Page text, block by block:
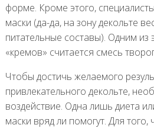
форме. Кроме этого,
маски (да-да, на зону декольте
питательные составы). Одним
«кремов» считается смесь
Чтобы достичь желаемого
привлекательного декольте,
воздействие. Одна лишь диета
маски вряд ли помогут. Для